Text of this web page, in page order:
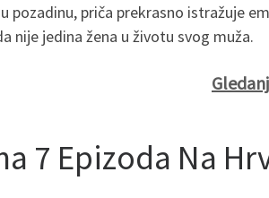
pozadinu, priča prekrasno istražuje
nije jedina žena u životu svog muža.
7 Epizoda Na